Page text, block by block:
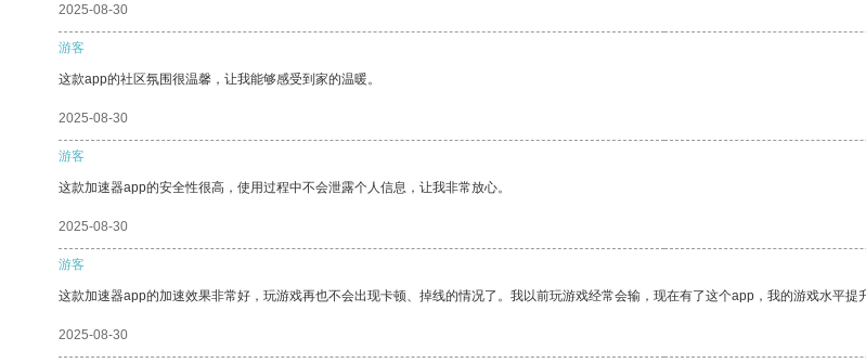
2025-08-30
游客
这款app的社区氛围很温馨，让我能够感受到家的温暖。
2025-08-30
游客
这款加速器app的安全性很高，使用过程中不会泄露个人信息，让我非常放心。
2025-08-30
游客
这款加速器app的加速效果非常好，玩游戏再也不会出现卡顿、掉线的情况了。我以前玩游戏经常会输，现在有了这个app，我的游戏水平提
2025-08-30